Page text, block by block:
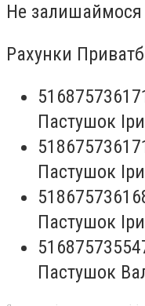
Не
Рахунки
Пастушок
Пастушок
Пастушок
Пастушок